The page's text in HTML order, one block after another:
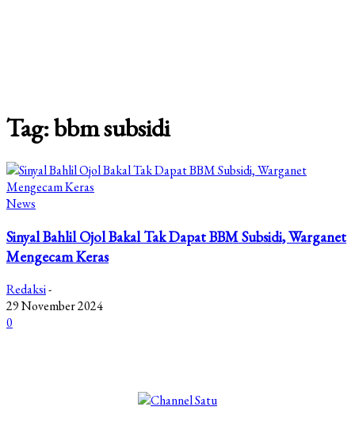
Tag: bbm subsidi
News
Sinyal Bahlil Ojol Bakal Tak Dapat BBM Subsidi, Warganet
Mengecam Keras
Redaksi-
29 November 2024
0